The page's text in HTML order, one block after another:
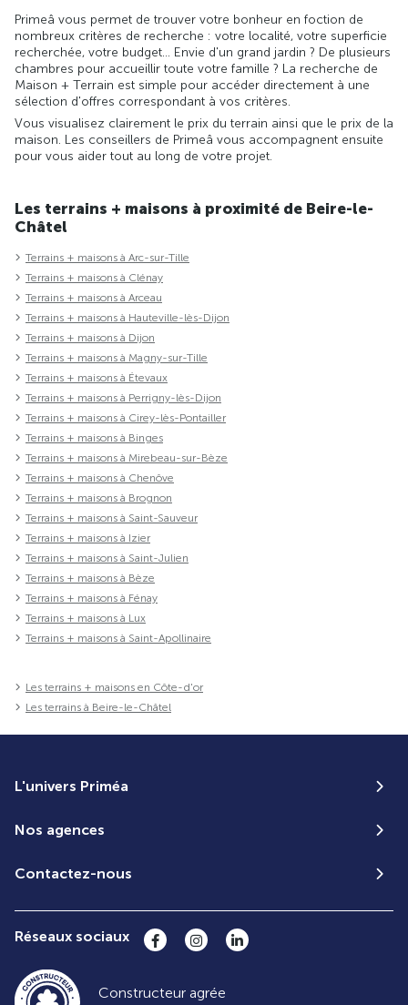
Primeâ vous permet de trouver votre bonheur en foction de
nombreux critères de recherche : votre localité, votre superficie
recherchée, votre budget... Envie d'un grand jardin ? De plusieurs
chambres pour accueillir toute votre famille ? La recherche de
Maison + Terrain est simple pour accéder directement à une
sélection d'offres correspondant à vos critères.
Vous visualisez clairement le prix du terrain ainsi que le prix de la
maison. Les conseillers de Primeâ vous accompagnent ensuite
pour vous aider tout au long de votre projet.
Les terrains + maisons à proximité de Beire-le-
Châtel
Terrains + maisons à Arc-sur-Tille
Terrains + maisons à Clénay
Terrains + maisons à Arceau
Terrains + maisons à Hauteville-lès-Dijon
Terrains + maisons à Dijon
Terrains + maisons à Magny-sur-Tille
Terrains + maisons à Étevaux
Terrains + maisons à Perrigny-lès-Dijon
Terrains + maisons à Cirey-lès-Pontailler
Terrains + maisons à Binges
Terrains + maisons à Mirebeau-sur-Bèze
Terrains + maisons à Chenôve
Terrains + maisons à Brognon
Terrains + maisons à Saint-Sauveur
Terrains + maisons à Izier
Terrains + maisons à Saint-Julien
Terrains + maisons à Bèze
Terrains + maisons à Fénay
Terrains + maisons à Lux
Terrains + maisons à Saint-Apollinaire
Les terrains + maisons en Côte-d'or
Les terrains à Beire-le-Châtel
L'univers Priméa
Nos agences
Contactez-nous
Réseaux sociaux
Constructeur agrée